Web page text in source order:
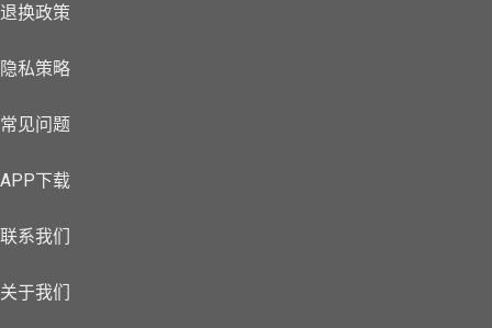
退换政策
隐私策略
常见问题
APP下载
联系我们
关于我们